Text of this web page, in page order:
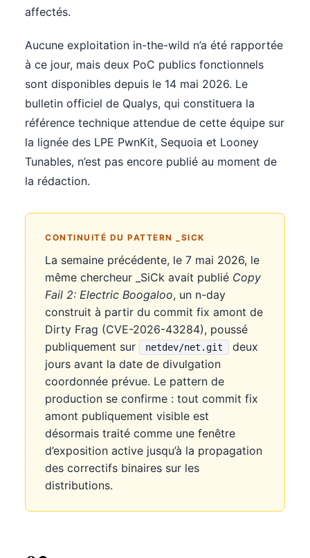
affectés.
Aucune exploitation in-the-wild n’a été rapportée
à ce jour, mais deux PoC publics fonctionnels
sont disponibles depuis le 14 mai 2026. Le
bulletin officiel de Qualys, qui constituera la
référence technique attendue de cette équipe sur
la lignée des LPE PwnKit, Sequoia et Looney
Tunables, n’est pas encore publié au moment de
la rédaction.
CONTINUITÉ DU PATTERN _SICK
La semaine précédente, le 7 mai 2026, le
même chercheur _SiCk avait publié Copy
Fail 2: Electric Boogaloo, un n-day
construit à partir du commit fix amont de
Dirty Frag (CVE-2026-43284), poussé
publiquement sur
netdev/net.git
deux
jours avant la date de divulgation
coordonnée prévue. Le pattern de
production se confirme : tout commit fix
amont publiquement visible est
désormais traité comme une fenêtre
d’exposition active jusqu’à la propagation
des correctifs binaires sur les
distributions.